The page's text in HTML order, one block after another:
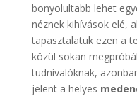
bonyolultabb lehet
néznek kihívások elé,
tapasztalatuk ezen a
közül sokan
tudnivalóknak,
jelent a helyes